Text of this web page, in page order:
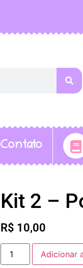
Contato
Kit 2 –
R$ 10,00
Adicionar